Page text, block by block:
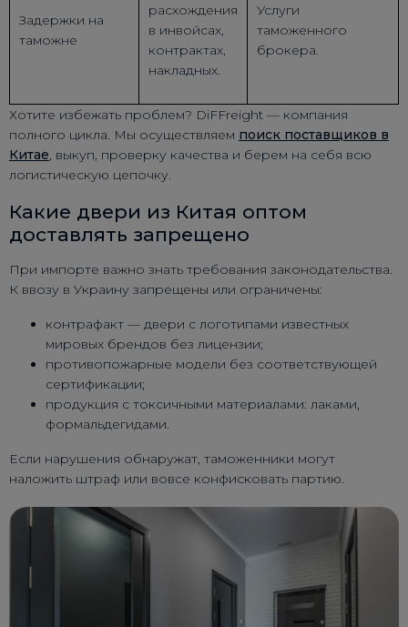
Задержки на
таможне
расхождения
в инвойсах,
контрактах,
накладных.
Услуги
таможенного
брокера.
Хотите избежать проблем? DiFFreight — компания
полного цикла. Мы осуществляем поиск поставщиков в
Китае , выкуп, проверку качества и берем на себя всю
логистическую цепочку.
Какие двери из Китая оптом
доставлять запрещено
При импорте важно знать требования законодательства.
К ввозу в Украину запрещены или ограничены:
контрафакт — двери с логотипами известных
мировых брендов без лицензии;
противопожарные модели без соответствующей
сертификации;
продукция с токсичными материалами: лаками,
формальдегидами.
Если нарушения обнаружат, таможенники могут
наложить штраф или вовсе конфисковать партию.